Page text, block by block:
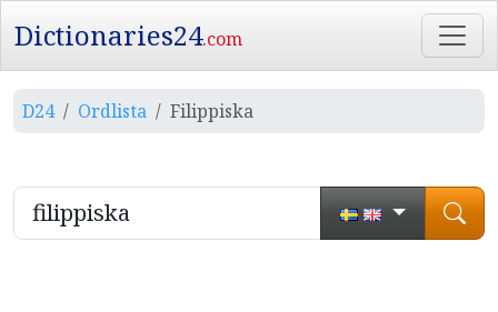
Dictionaries24.com
D24 Ordlista Filippiska